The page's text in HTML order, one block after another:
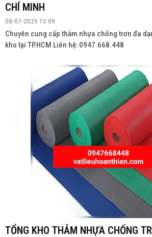
CHÍ MINH
08-07-2025 13:09
Chuyên cung cấp thảm nhựa chống trơn đa
kho tại TP.HCM Liên hệ: 0947.668.448
TỔNG KHO THẢM NHỰA CHỐNG